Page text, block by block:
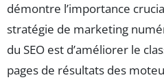
démontre l’importance
stratégie de marketing
du SEO est d’améliorer le
pages de résultats des